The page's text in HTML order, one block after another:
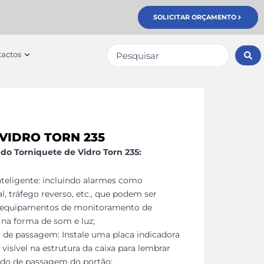
SOLICITAR ORÇAMENTO
Open ContactosPesquisar
...
TORN 235
Torniquete de Vidro Torn 235:
incluindo alarmes como
tráfego reverso, etc., que podem ser
de monitoramento de
forma de som e luz;
passagem: Instale uma placa indicadora
na estrutura da caixa para lembrar
de passagem do portão;